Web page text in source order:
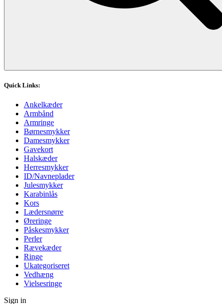
Quick Links:
Ankelkæder
Armbånd
Armringe
Børnesmykker
Damesmykker
Gavekort
Halskæder
Herresmykker
ID/Navneplader
Julesmykker
Karabinlås
Kors
Lædersnørre
Øreringe
Påskesmykker
Perler
Rævekæder
Ringe
Ukategoriseret
Vedhæng
Vielsesringe
Sign in